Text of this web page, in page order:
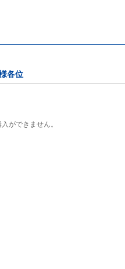
各位
ができません。